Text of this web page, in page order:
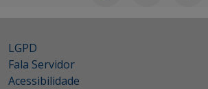
LGPD
Fala Servidor
Acessibilidade